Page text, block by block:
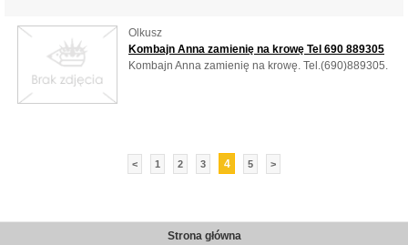
Olkusz
Kombajn Anna zamienię na krowę Tel 690 889305
Kombajn Anna zamienię na krowę. Tel.(690)889305.
< 1 2 3 4 5 >
Strona główna